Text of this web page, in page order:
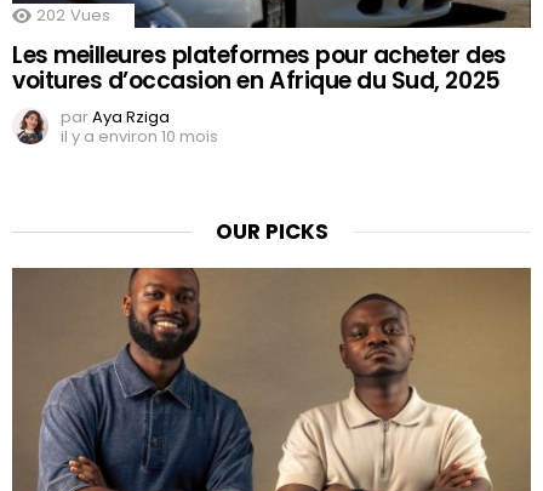
202 Vues
Les meilleures plateformes pour acheter des
voitures d’occasion en Afrique du Sud, 2025
parAya Rziga
il y a environ 10 mois
OUR PICKS